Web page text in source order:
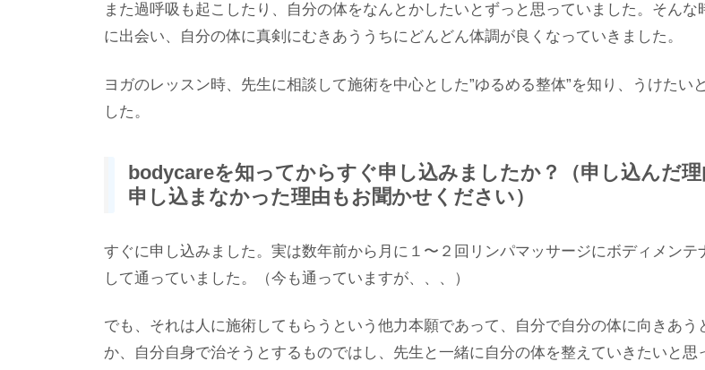
また過呼吸も起こしたり、自分の体をなんとかしたいとずっと思っていました。そんな
に出会い、自分の体に真剣にむきあううちにどんどん体調が良くなっていきました。
ヨガのレッスン時、先生に相談して施術を中心とした”ゆるめる整体”を知り、うけたい
した。
bodycareを知ってからすぐ申し込みましたか？（申し込んだ理
申し込まなかった理由もお聞かせください）
すぐに申し込みました。実は数年前から月に１〜２回リンパマッサージにボディメンテ
して通っていました。（今も通っていますが、、、）
でも、それは人に施術してもらうという他力本願であって、自分で自分の体に向きあう
か、自分自身で治そうとするものではし、先生と一緒に自分の体を整えていきたいと思